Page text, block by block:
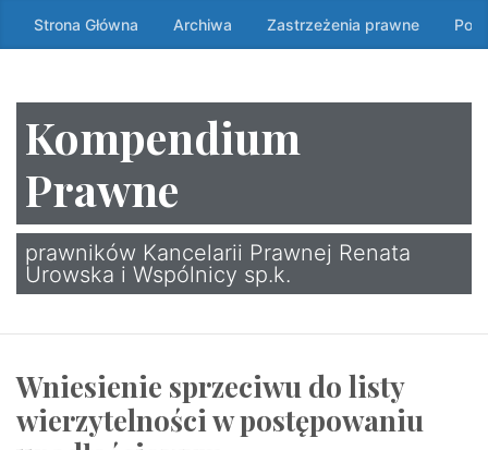
Przeskocz
do
↷
Strona Główna Archiwa Zastrzeżenia prawne
Kompendium
Prawne
prawników Kancelarii Prawnej Renata
Urowska i Wspólnicy sp.k.
Wniesienie sprzeciwu do listy
wierzytelności w postępowaniu